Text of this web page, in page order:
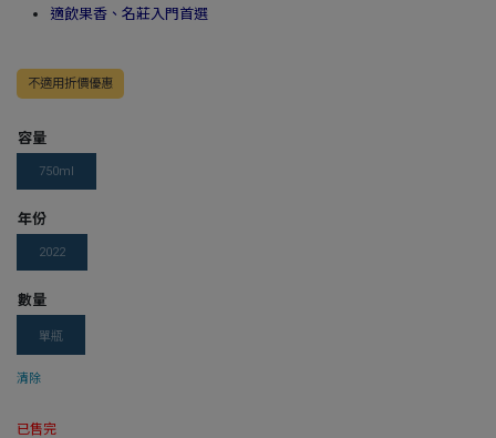
適飲果香、名莊入門首選
不適用折價優惠
容量
750ml
年份
2022
數量
單瓶
清除
已售完